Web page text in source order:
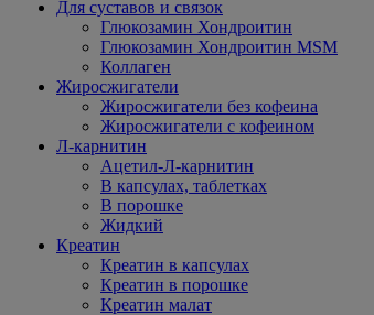
Для суставов и связок
Глюкозамин Хондроитин
Глюкозамин Хондроитин MSM
Коллаген
Жиросжигатели
Жиросжигатели без кофеина
Жиросжигатели с кофеином
Л-карнитин
Ацетил-Л-карнитин
В капсулах, таблетках
В порошке
Жидкий
Креатин
Креатин в капсулах
Креатин в порошке
Креатин малат